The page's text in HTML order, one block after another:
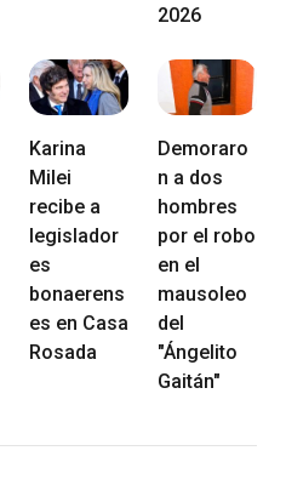
2026
Karina
Milei
recibe a
legislador
es
bonaerens
es en Casa
Rosada
Demoraro
n a dos
hombres
por el robo
en el
mausoleo
del
"Ángelito
Gaitán"